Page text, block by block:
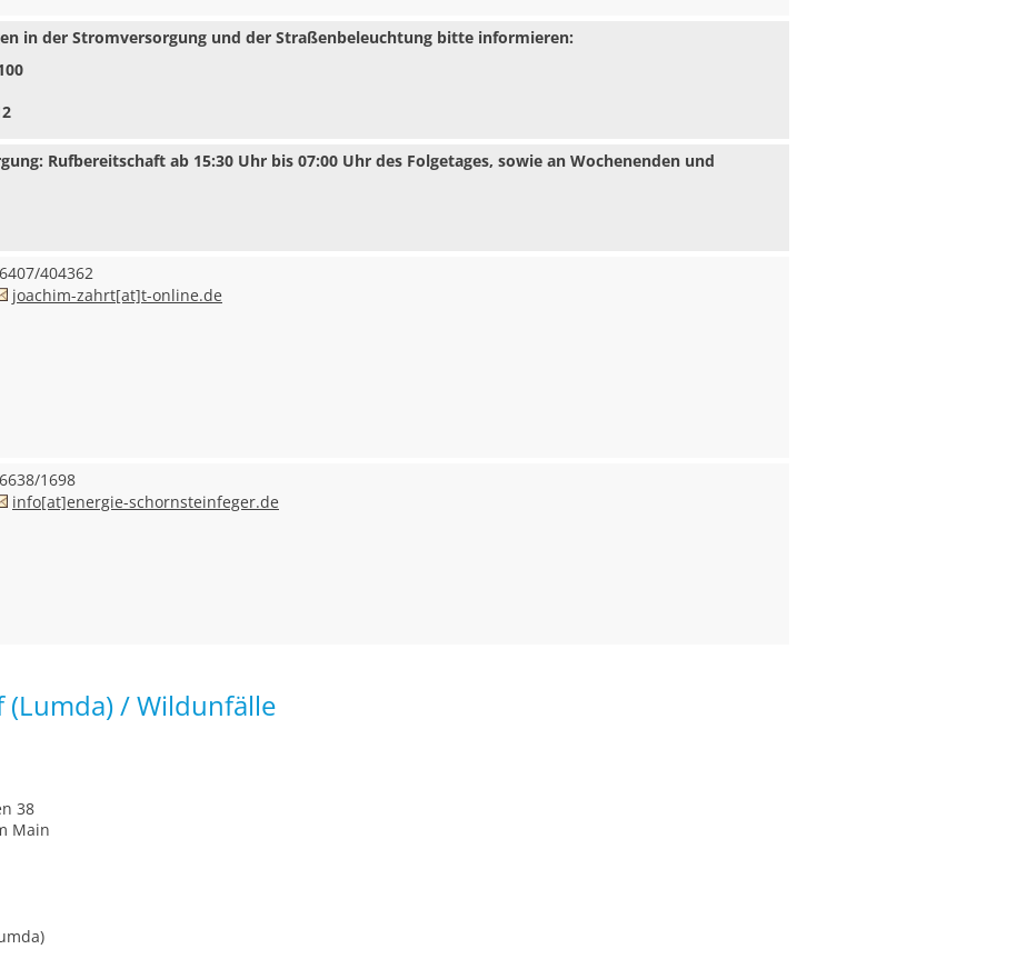
in der Stromversorgung und der Straßenbeleuchtung bitte informieren:
Rufbereitschaft ab 15:30 Uhr bis 07:00 Uhr des Folgetages, sowie an Wochenenden und
404362
joachim-zahrt[at]t-online.de
1698
info[at]energie-schornsteinfeger.de
(Lumda) / Wildunfälle
38